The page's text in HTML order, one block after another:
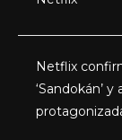
Netflix
‘Sandokán’